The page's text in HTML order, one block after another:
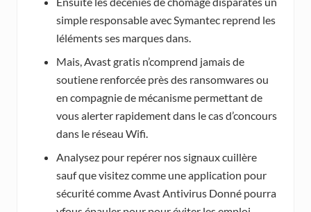
simple responsable avec Symantec reprend les
léléments ses marques dans.
Mais, Avast gratis n’comprend jamais de
soutiene renforcée près des ransomwares ou
en compagnie de mécanisme permettant de
vous alerter rapidement dans le cas d’concours
dans le réseau Wifi.
Analysez pour repérer nos signaux cuillère
sauf que visitez comme une application pour
sécurité comme Avast Antivirus Donné pourra